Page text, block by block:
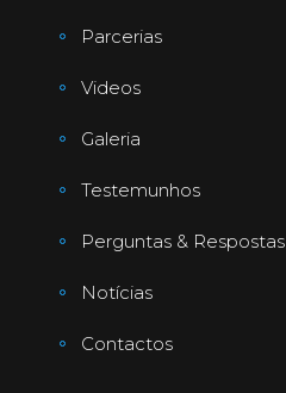
Parcerias
Videos
Galeria
Testemunhos
Perguntas & Respostas
Notícias
Contactos